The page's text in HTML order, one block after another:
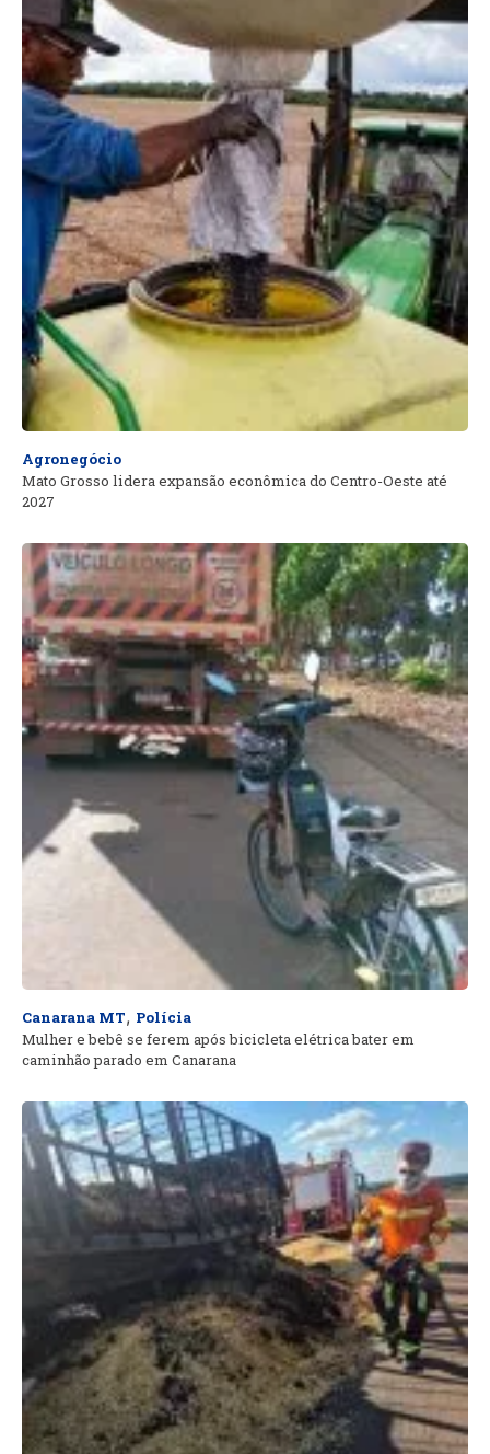
Agronegócio
Mato Grosso lidera expansão econômica do Centro-Oeste até
2027
Canarana MT, Polícia
Mulher e bebê se ferem após bicicleta elétrica bater em
caminhão parado em Canarana